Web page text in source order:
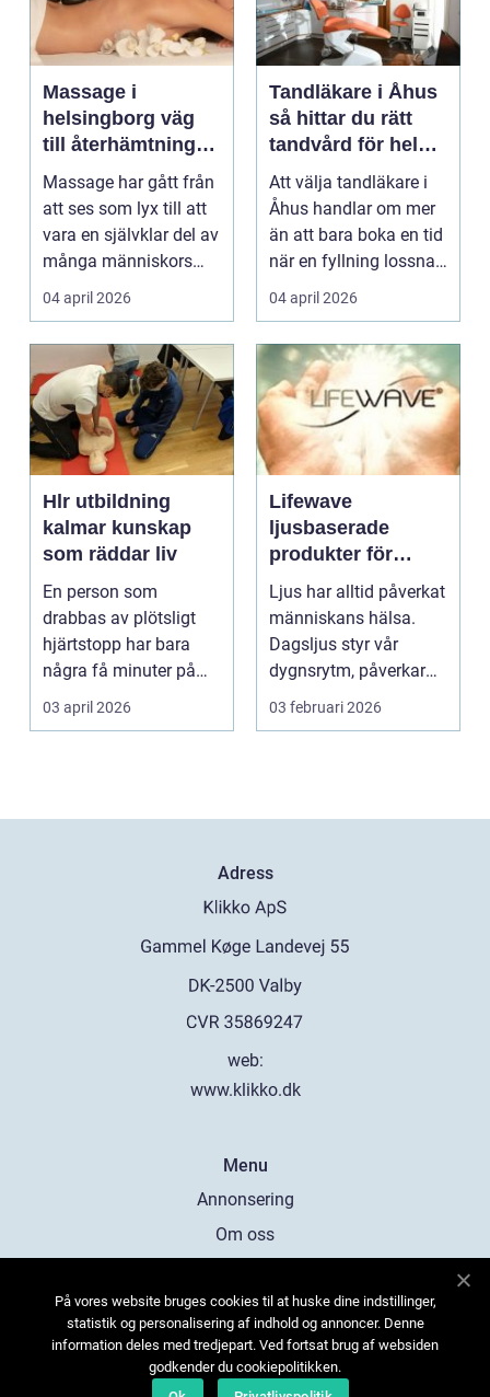
Massage i
helsingborg väg
till återhämtning
och hållbar hälsa
Massage har gått från
att ses som lyx till att
vara en självklar del av
många människors
friskvård. ...
04 april 2026
Tandläkare i Åhus
så hittar du rätt
tandvård för hela
familjen
Att välja tandläkare i
Åhus handlar om mer
än att bara boka en tid
när en fyllning lossnar
eller en ...
04 april 2026
Hlr utbildning
kalmar kunskap
som räddar liv
En person som
drabbas av plötsligt
hjärtstopp har bara
några få minuter på
sig. För varje minut
utan...
03 april 2026
Lifewave
ljusbaserade
produkter för
hälsa och
välbefinnande
Ljus har alltid påverkat
människans hälsa.
Dagsljus styr vår
dygnsrytm, påverkar
humör, sömn och ene...
03 februari 2026
Adress
web:
www.klikko.dk
Menu
Annonsering
Om oss
Kontakta oss
Sitemap
På vores website bruges cookies til at huske dine indstillinger,
statistik og personalisering af indhold og annoncer. Denne
information deles med tredjepart. Ved fortsat brug af websiden
godkender du cookiepolitikken.